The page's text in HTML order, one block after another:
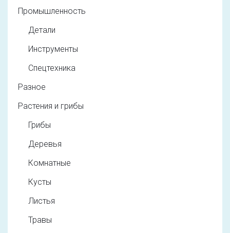
Промышленность
Детали
Инструменты
Спецтехника
Разное
Растения и грибы
Грибы
Деревья
Комнатные
Кусты
Листья
Травы